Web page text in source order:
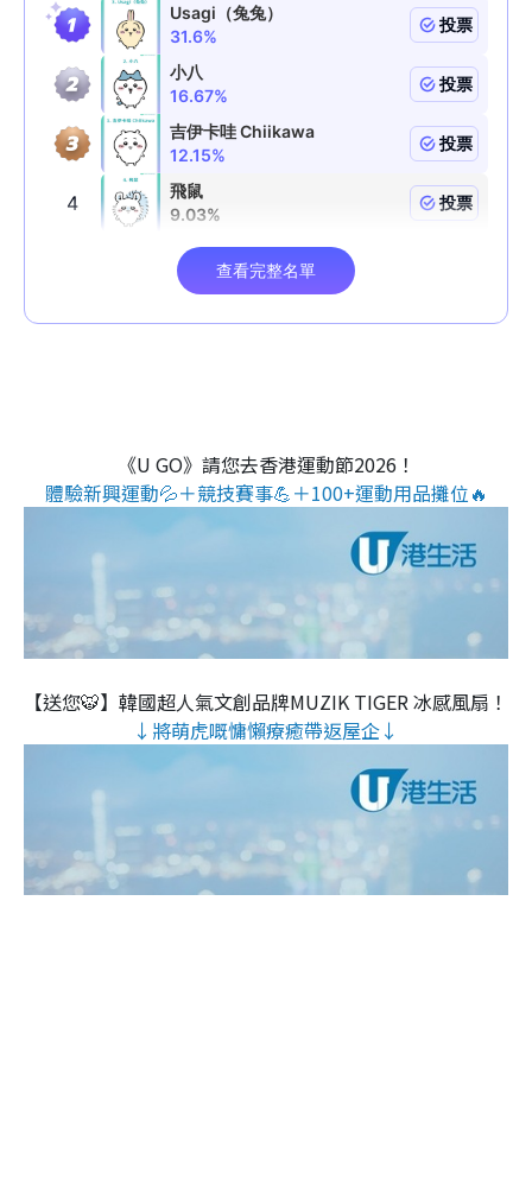
《U GO》請您去香港運動節2026！
體驗新興運動💦＋競技賽事💪＋100+運動用品攤位🔥
【送您🐯】韓國超人氣文創品牌MUZIK TIGER 冰感風扇！
↓將萌虎嘅慵懶療癒帶返屋企↓